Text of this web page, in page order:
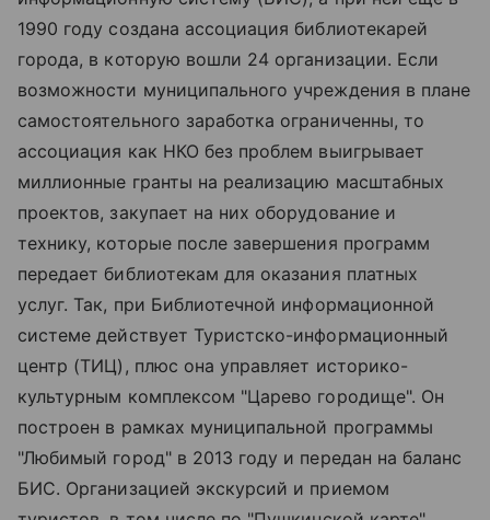
1990 году создана ассоциация библиотекарей
города, в которую вошли 24 организации. Если
возможности муниципального учреждения в плане
самостоятельного заработка ограниченны, то
ассоциация как НКО без проблем выигрывает
миллионные гранты на реализацию масштабных
проектов, закупает на них оборудование и
технику, которые после завершения программ
передает библиотекам для оказания платных
услуг. Так, при Библиотечной информационной
системе действует Туристско-информационный
центр (ТИЦ), плюс она управляет историко-
культурным комплексом "Царево городище". Он
построен в рамках муниципальной программы
"Любимый город" в 2013 году и передан на баланс
БИС. Организацией экскурсий и приемом